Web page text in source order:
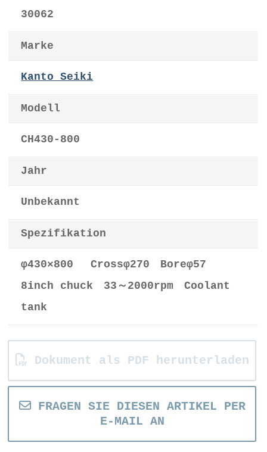
30062
Marke
Kanto Seiki
Modell
CH430-800
Jahr
Unbekannt
Spezifikation
φ430×800 Crossφ270 Boreφ57
8inch chuck 33～2000rpm Coolant
tank
Dokument als PDF herunterladen
FRAGEN SIE DIESEN ARTIKEL PER
E-MAIL AN